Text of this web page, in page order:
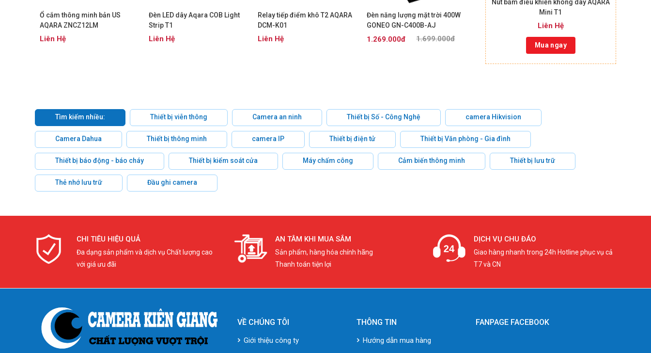
Nút bấm điều khiển không dây AQARA
Mini T1
Liên Hệ
Mua ngay
Ổ cắm thông minh bản US
AQARA ZNCZ12LM
Liên Hệ
Đèn LED dây Aqara COB Light
Strip T1
Liên Hệ
Relay tiếp điểm khô T2 AQARA
DCM-K01
Liên Hệ
Đèn năng lượng mặt trời 400W
GONEO GN-C400B-AJ
1.699.000đ
1.269.000đ
Tìm kiếm nhiều: Thiết bị viễn thông Camera an ninh Thiết bị Số - Công Nghệ camera Hikvision
Camera Dahua Thiết bị thông minh camera IP Thiết bị điện tử Thiết bị Văn phòng - Gia đình
Thiết bị báo động - báo cháy Thiết bị kiểm soát cửa Máy chấm công Cảm biến thông minh Thiết bị lưu trữ
Thẻ nhớ lưu trữ Đầu ghi camera
CHI TIÊU HIỆU QUẢ
Đa dạng sản phẩm và dịch vụ Chất lượng cao
với giá ưu đãi
AN TÂM KHI MUA SẮM
Sản phẩm, hàng hóa chính hãng
Thanh toán tiện lợi
DỊCH VỤ CHU ĐÁO
Giao hàng nhanh trong 24h Hotline phục vụ cả
T7 và CN
VỀ CHÚNG TÔI
Giới thiệu công ty
THÔNG TIN
Hướng dẫn mua hàng
FANPAGE FACEBOOK